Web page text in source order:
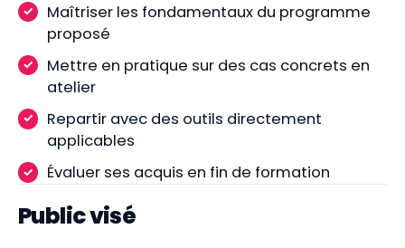
Maîtriser les fondamentaux du programme
proposé
Mettre en pratique sur des cas concrets en
atelier
Repartir avec des outils directement
applicables
Évaluer ses acquis en fin de formation
Public visé